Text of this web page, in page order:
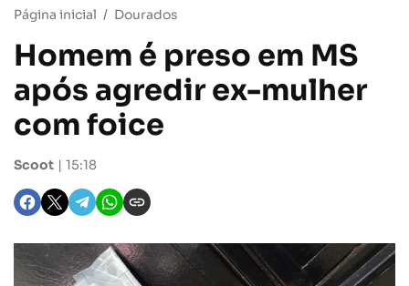
Página inicial Dourados
Homem é preso em MS
após agredir ex-mulher
com foice
Scoot 15:18